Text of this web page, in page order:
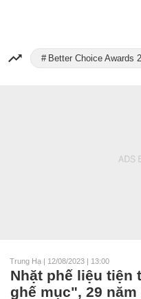
Better Choice Awards
Trung Hạ | 12/08/2023 | 13:00
Nhặt phế liệu tiện
ghế mục", 29